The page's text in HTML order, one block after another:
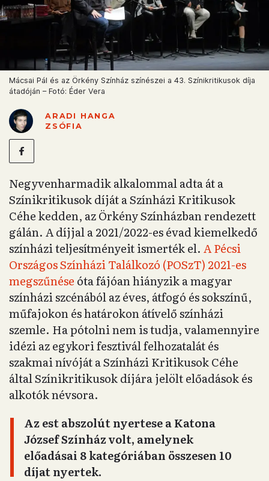
Mácsai Pál és az Örkény Színház színészei a 43. Színikritikusok díja
átadóján – Fotó: Éder Vera
ARADI HANGA
ZSÓFIA
Negyvenharmadik alkalommal adta át a
Színikritikusok díját a Színházi Kritikusok
Céhe kedden, az Örkény Színházban rendezett
gálán. A díjjal a 2021/2022-es évad kiemelkedő
színházi teljesítményeit ismerték el. A Pécsi
Országos Színházi Találkozó (POSzT) 2021-es
megszűnése óta fájóan hiányzik a magyar
színházi szcénából az éves, átfogó és sokszínű,
műfajokon és határokon átívelő színházi
szemle. Ha pótolni nem is tudja, valamennyire
idézi az egykori fesztivál felhozatalát és
szakmai nívóját a Színházi Kritikusok Céhe
által Színikritikusok díjára jelölt előadások és
alkotók névsora.
Az est abszolút nyertese a Katona
József Színház volt, amelynek
előadásai 8 kategóriában összesen 10
díjat nyertek.